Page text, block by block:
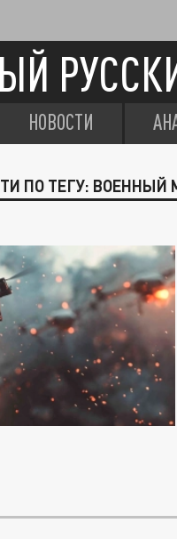
НОВОСТИ
ПО ТЕГУ: ВОЕННЫЙ